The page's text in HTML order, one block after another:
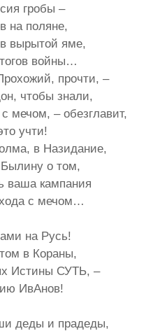
гробы –
на поляне,
вырытой яме,
войны…
прочти, –
чтобы знали,
мечом, – обезглавит,
учти!
в Назидание,
о том,
ваша кампания
с мечом…
на Русь!
в Кораны,
Истины СУТЬ, –
ИвАнов!
деды и прадеды,